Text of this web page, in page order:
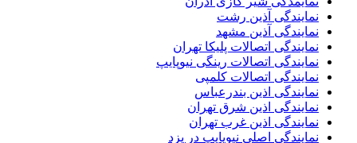
نمایندگی آذین رشت
نمایندگی آذین مشهد
نمایندگی اتصالات پلیکا تهران
نمایندگی اتصالات رینگی نیوپایپ
نمایندگی اتصالات کلمپی
نمایندگی اذین بندرعباس
نمایندگی اذین شرق تهران
نمایندگی اذین غرب تهران
نمایندگی اصلی نیوپایپ در یزد